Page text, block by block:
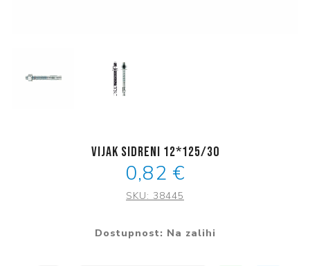
VIjak sidreni 12*125/30
0,82 €
SKU: 38445
Dostupnost: Na zalihi